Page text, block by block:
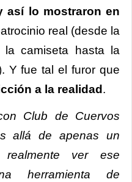
así lo mostraron en
real (desde la
la camiseta hasta la
Y fue tal el furor que
a la realidad .
Club de Cuervos
allá de apenas un
ver ese
herramienta de